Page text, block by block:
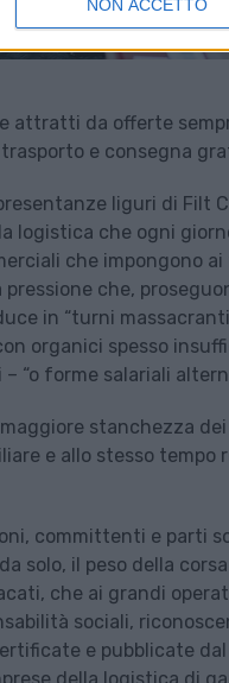
NON ACCETTO
attratti da offerte
e consegna
liguri di Filt
logistica che ogni
che impongono
che,
in “turni
organici spesso
“o forme salariali
stanchezza
e allo stesso tempo
committenti e parti
solo, il peso della
che ai grandi
sociali,
e pubblicate